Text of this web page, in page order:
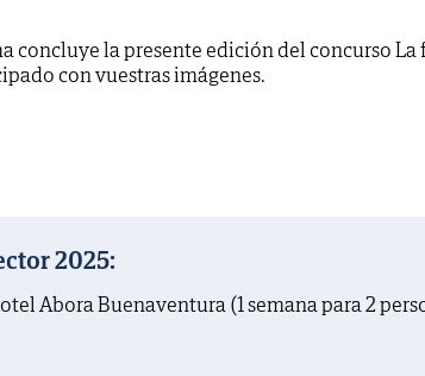
concluye la presente edición del concurso La
con vuestras imágenes.
2025:
Abora Buenaventura (1 semana para 2